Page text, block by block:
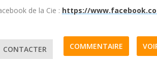
de la Cie : https://
CONTACTER COMMENTAIRE